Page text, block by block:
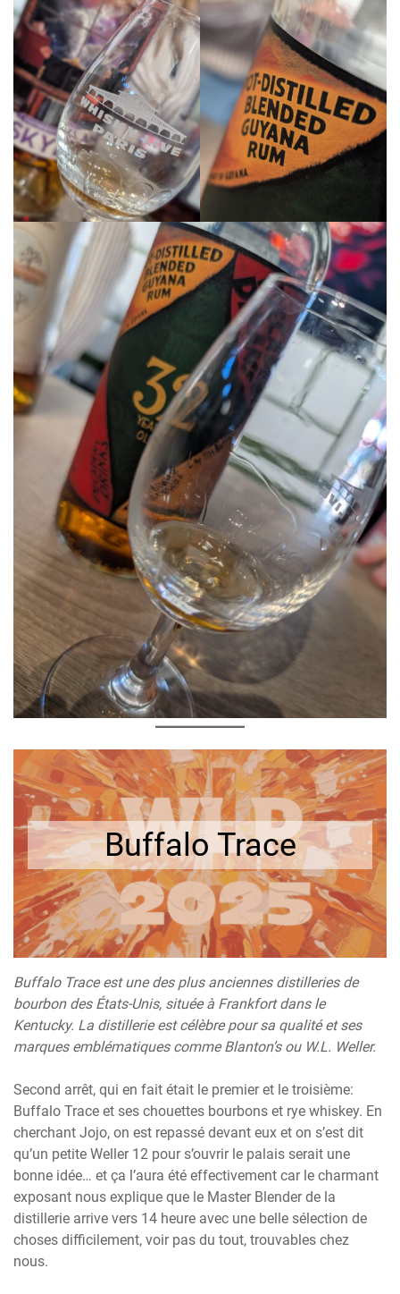
Buffalo Trace
Buffalo Trace est une des plus anciennes distilleries de
bourbon des États-Unis, située à Frankfort dans le
Kentucky. La distillerie est célèbre pour sa qualité et ses
marques emblématiques comme Blanton’s ou W.L. Weller.
Second arrêt, qui en fait était le premier et le troisième:
Buffalo Trace et ses chouettes bourbons et rye whiskey. En
cherchant Jojo, on est repassé devant eux et on s’est dit
qu’un petite Weller 12 pour s’ouvrir le palais serait une
bonne idée… et ça l’aura été effectivement car le charmant
exposant nous explique que le Master Blender de la
distillerie arrive vers 14 heure avec une belle sélection de
choses difficilement, voir pas du tout, trouvables chez
nous.